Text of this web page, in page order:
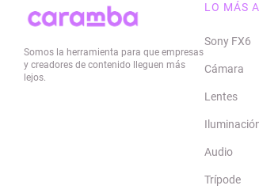
Somos la herramienta para que empresas
y creadores de contenido lleguen más
lejos.
LO MÁS
Sony FX6
Cámara
Lentes
Audio
Trípode